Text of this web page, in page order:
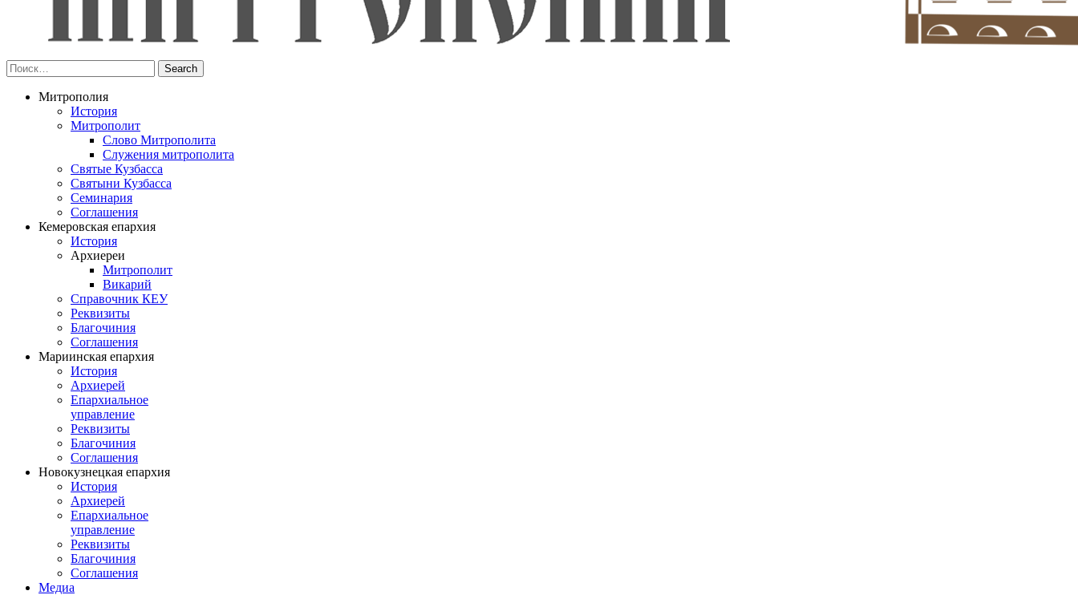
Митрополия
История
Митрополит
Слово Митрополита
Служения митрополита
Святые Кузбасса
Святыни Кузбасса
Семинария
Соглашения
Кемеровская епархия
История
Архиереи
Митрополит
Викарий
Справочник КЕУ
Реквизиты
Благочиния
Соглашения
Мариинская епархия
История
Архиерей
Епархиальное
управление
Реквизиты
Благочиния
Соглашения
Новокузнецкая епархия
История
Архиерей
Епархиальное
управление
Реквизиты
Благочиния
Соглашения
Медиа